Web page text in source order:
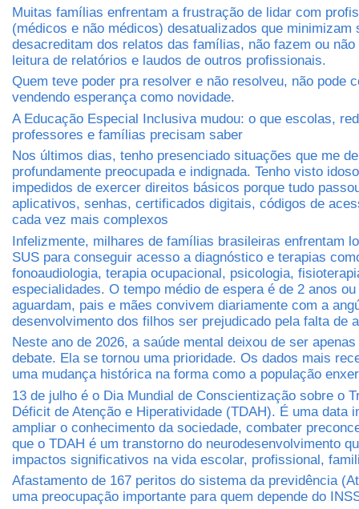
Muitas famílias enfrentam a frustração de lidar com
(médicos e não médicos) desatualizados que minimizam
desacreditam dos relatos das famílias, não fazem ou
leitura de relatórios e laudos de outros profissionais.
Quem teve poder pra resolver e não resolveu, não pode
vendendo esperança como novidade.
A Educação Especial Inclusiva mudou: o que escolas,
professores e famílias precisam saber
Nos últimos dias, tenho presenciado situações que me
profundamente preocupada e indignada. Tenho visto
impedidos de exercer direitos básicos porque tudo
aplicativos, senhas, certificados digitais, códigos de
cada vez mais complexos
Infelizmente, milhares de famílias brasileiras enfrentam
SUS para conseguir acesso a diagnóstico e terapias
fonoaudiologia, terapia ocupacional, psicologia,
especialidades. O tempo médio de espera é de 2 anos
aguardam, pais e mães convivem diariamente com a
desenvolvimento dos filhos ser prejudicado pela falta de
Neste ano de 2026, a saúde mental deixou de ser
debate. Ela se tornou uma prioridade. Os dados mais
uma mudança histórica na forma como a população
13 de julho é o Dia Mundial de Conscientização sobre o
Déficit de Atenção e Hiperatividade (TDAH). É uma data
ampliar o conhecimento da sociedade, combater
que o TDAH é um transtorno do neurodesenvolvimento
impactos significativos na vida escolar, profissional,
Afastamento de 167 peritos do sistema da previdência
uma preocupação importante para quem depende do